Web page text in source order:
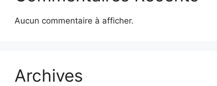
Aucun commentaire à afficher.
Archives